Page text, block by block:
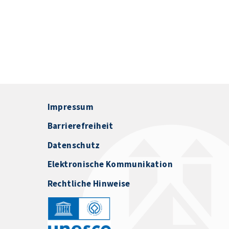
Impressum
Barrierefreiheit
Datenschutz
Elektronische Kommunikation
Rechtliche Hinweise